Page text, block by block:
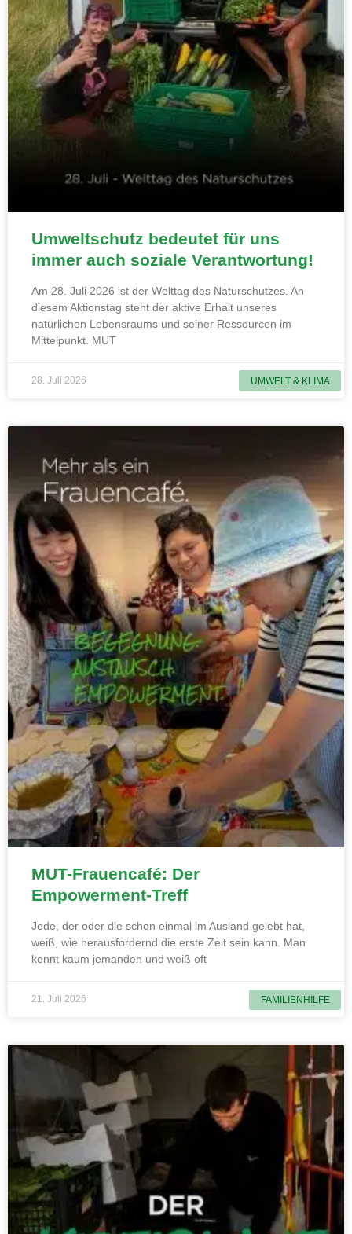
UMWELT & KLIMA
Umweltschutz bedeutet für uns
immer auch soziale Verantwortung!
Am 28. Juli 2026 ist der Welttag des Naturschutzes. An
diesem Aktionstag steht der aktive Erhalt unseres
natürlichen Lebensraums und seiner Ressourcen im
Mittelpunkt. MUT
28. Juli 2026
FAMILIENHILFE
MUT-Frauencafé: Der
Empowerment-Treff
Jede, der oder die schon einmal im Ausland gelebt hat,
weiß, wie herausfordernd die erste Zeit sein kann. Man
kennt kaum jemanden und weiß oft
21. Juli 2026